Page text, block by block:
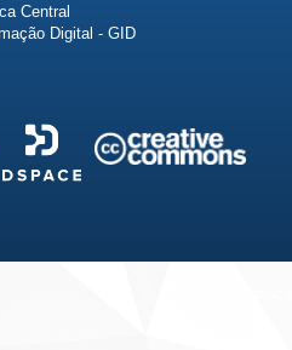
Central
Digital - GID